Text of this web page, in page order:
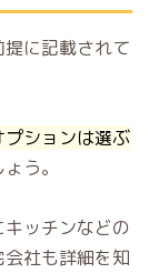
に記載されて
ションは選ぶ
う。
ッチンなどの
社も詳細を知